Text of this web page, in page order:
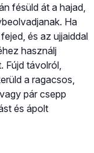
fésüld át a hajad,
Ha
és az ujjaiddal
használj
Fújd távolról,
a ragacsos,
pár csepp
és ápolt